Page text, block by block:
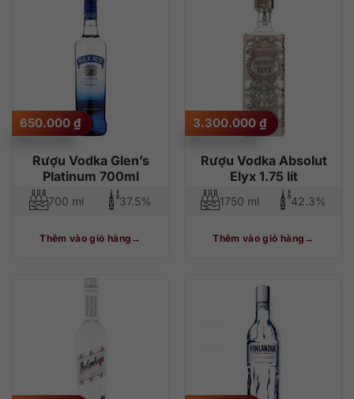
Rượu Vodka Glen’s
Platinum 700ml
650.000 ₫
700 ml 37.5%
Thêm vào giỏ hàng
Rượu Vodka Absolut
Elyx 1.75 lít
3.300.000 ₫
1750 ml 42.3%
Thêm vào giỏ hàng